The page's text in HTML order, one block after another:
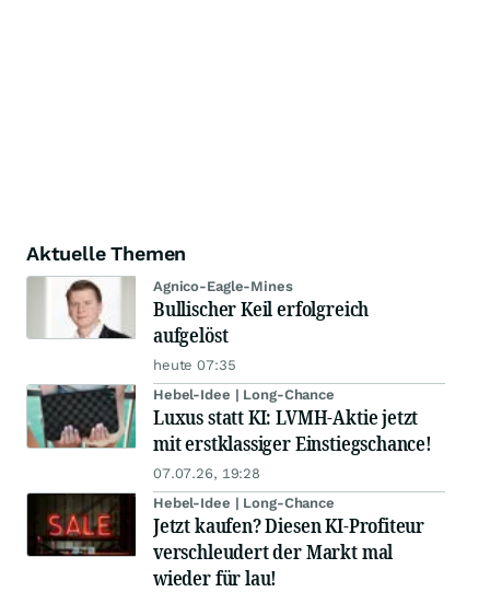
Aktuelle Themen
Agnico-Eagle-Mines
Bullischer Keil erfolgreich
aufgelöst
heute 07:35
Hebel-Idee | Long-Chance
Luxus statt KI: LVMH-Aktie jetzt
mit erstklassiger Einstiegschance!
07.07.26, 19:28
Hebel-Idee | Long-Chance
Jetzt kaufen? Diesen KI-Profiteur
verschleudert der Markt mal
wieder für lau!